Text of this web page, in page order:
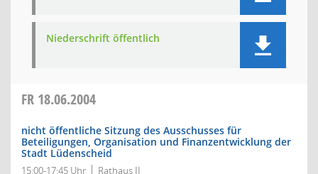
Niederschrift öffentlich
FR 18.06.2004
nicht öffentliche Sitzung des Ausschusses für
Beteiligungen, Organisation und Finanzentwicklung der
Stadt Lüdenscheid
15:00-17:45 Uhr Rathaus II